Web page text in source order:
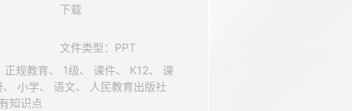
下载
文件类型：PPT
教版部编版）、 二年级、 有知识点